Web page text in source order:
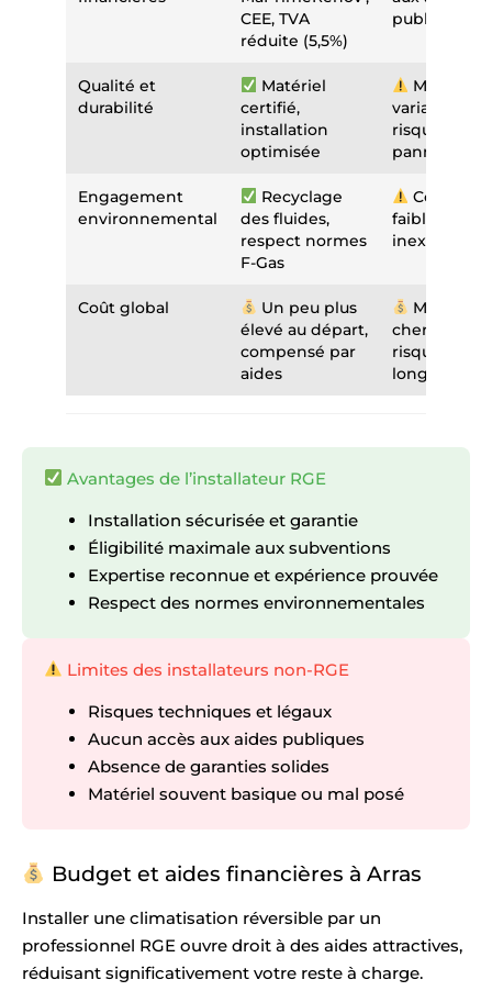
CEE, TVA
réduite (5,5%)
publiques
Qualité et
durabilité
Matériel
certifié,
installation
optimisée
Matériel
variable,
risques de
pannes
Engagement
environnemental
Recyclage
des fluides,
respect normes
F-Gas
Contrôle
faible ou
inexistant
Coût global
Un peu plus
élevé au départ,
compensé par
aides
Moins
cher mais
risque sur le
long terme
Avantages de l’installateur RGE
Installation sécurisée et garantie
Éligibilité maximale aux subventions
Expertise reconnue et expérience prouvée
Respect des normes environnementales
Limites des installateurs non-RGE
Risques techniques et légaux
Aucun accès aux aides publiques
Absence de garanties solides
Matériel souvent basique ou mal posé
Budget et aides financières à Arras
Installer une climatisation réversible par un
professionnel RGE ouvre droit à des aides attractives,
réduisant significativement votre reste à charge.